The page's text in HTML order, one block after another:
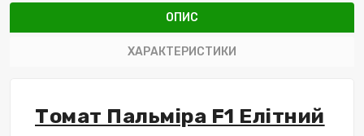
ОПИС
ХАРАКТЕРИСТИКИ
Томат Пальміра F1 Елітний